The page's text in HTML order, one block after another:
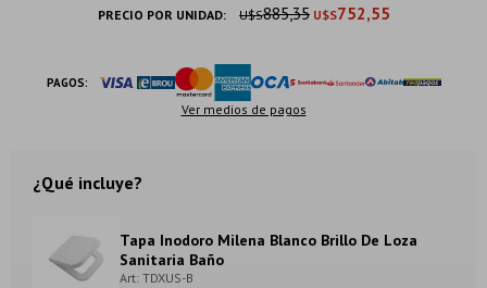
PRECIO POR UNIDAD: U$S752,55
U$S885,35
PAGOS:
Ver medios de pagos
¿Qué incluye?
Tapa Inodoro Milena Blanco Brillo De Loza
Sanitaria Baño
Art: TDXUS-B